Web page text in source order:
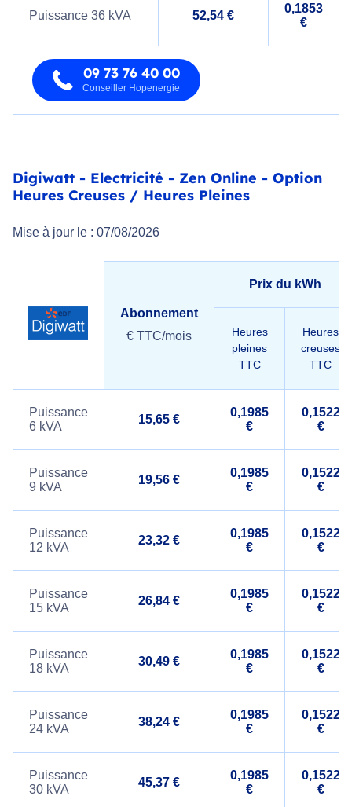
Puissance 36 kVA 52,54 €
0,1853
€
09 73 76 40 00
Conseiller Hopenergie
Digiwatt - Electricité - Zen Online - Option
Heures Creuses / Heures Pleines
Mise à jour le : 07/08/2026
Abonnement
€ TTC/mois
Prix du kWh
Heures
pleines
TTC
Heures
creuses
TTC
Puissance
6 kVA
15,65 €
0,1985
€
0,1522
€
Puissance
9 kVA
19,56 €
0,1985
€
0,1522
€
Puissance
12 kVA
23,32 €
0,1985
€
0,1522
€
Puissance
15 kVA
26,84 €
0,1985
€
0,1522
€
Puissance
18 kVA
30,49 €
0,1985
€
0,1522
€
Puissance
24 kVA
38,24 €
0,1985
€
0,1522
€
Puissance
30 kVA
45,37 €
0,1985
€
0,1522
€